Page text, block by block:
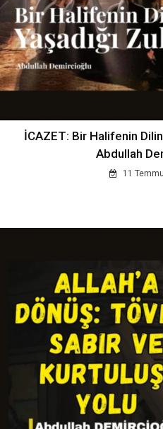
İCAZET: Bir Halifenin
Abdullah
11